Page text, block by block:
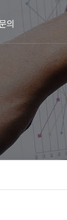
의